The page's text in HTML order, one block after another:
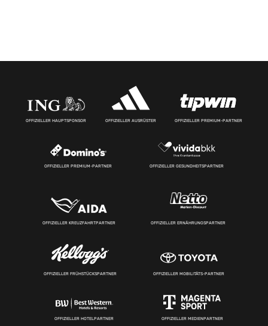
OFFIZIELLER HAUPTSPONSOR OFFIZIELLER AUSRÜSTER OFFIZIELLER PREMIUM-PARTNER
OFFIZIELLER PREMIUM-PARTNER OFFIZIELLER GESUNDHEITSPARTNER
OFFIZIELLER KREUZFAHRTPARTNER OFFIZIELLER ERNÄHRUNGSPARTNER
OFFIZIELLER FRÜHSTÜCKSPARTNER OFFIZIELLER MOBILITÄTS-PARTNER
OFFIZIELLER HOTELPARTNER OFFIZIELLER MEDIENPARTNER